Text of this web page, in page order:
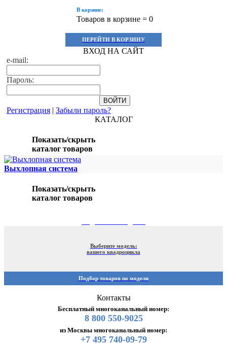
В корзине:
Товаров в корзине = 0
ПЕРЕЙТИ В КОРЗИНУ
ВХОД НА САЙТ
e-mail:
Пароль:
Регистрация | Забыли пароль?
КАТАЛОГ
Показать/скрыть
каталог товаров
Выхлопная система
Показать/скрыть
каталог товаров
Выберите модель:
вашего квадроцикла
Подбор товаров по модели
Контакты
Бесплатный многоканальный номер:
8 800 550-9025
из Москвы многоканальный номер:
+7 495 740-09-79